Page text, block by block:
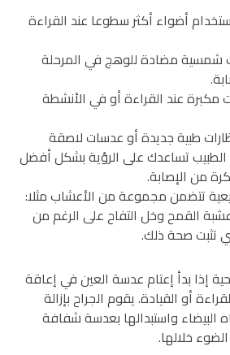
أضواء أكثر سطوعا عند القراءة
شمسية مضادة للوهج في المرحلة
مكبرة عند القراءة أو في الأنشطة
طبية جديدة أو عدسات لاصقة
تساعدك على الرؤية بشكل أفضل
من الإصابة.
تتضمن مجموعة من الأعشاب مثلا:
القمح وخل التفاح على الرغم من
تثبت صحة ذلك.
إذا بدأ إعتام عدسة العين في إعاقة
أو القيادة. يقوم الجراح بإزالة
البيضاء واستبدالها بعدسة شفافة
خلالها.